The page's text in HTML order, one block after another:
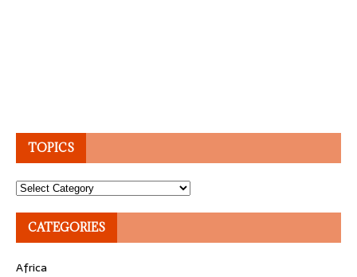
TOPICS
Topics
CATEGORIES
Africa